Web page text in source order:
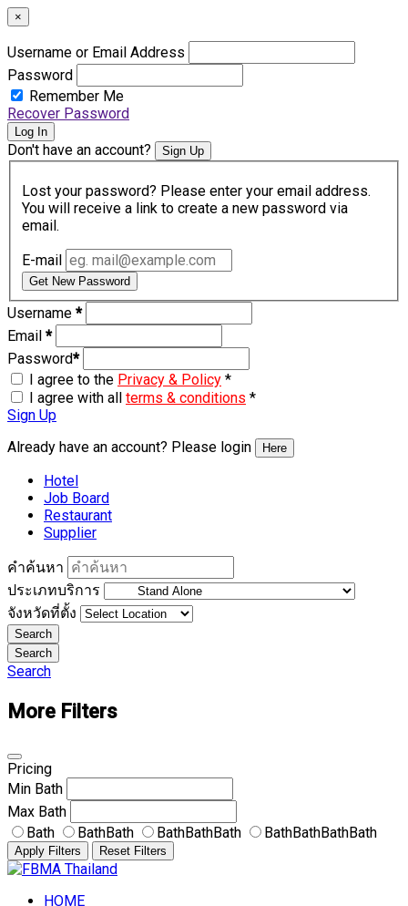
×
Username or Email Address
Password
Remember Me
Recover Password
Log In
Don't have an account? Sign Up
Lost your password? Please enter your email address.
You will receive a link to create a new password via
email.
E-mail
Get New Password
Username *
Email *
Password*
I agree to the Privacy & Policy *
I agree with all terms & conditions *
Sign Up
Already have an account? Please login
Here
Hotel
Job Board
Restaurant
Supplier
คำค้นหา
ประเภทบริการ
จังหวัดที่ตั้ง
Search
Search
Search
More Filters
Pricing
Min Bath
Max Bath
Bath
BathBath BathBathBath BathBathBathBath
Apply Filters Reset Filters
Skip
contentHOME